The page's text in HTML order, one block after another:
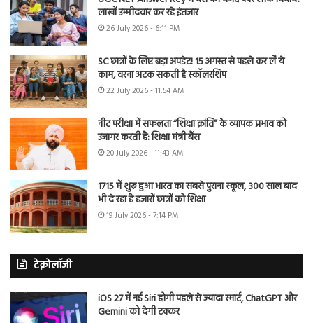
लाखों उम्मीदवार कर रहे इंतजार
26 July 2026 - 6:11 PM
SC छात्रों के लिए बड़ा अपडेट! 15 अगस्त से पहले कर लें ये
काम, वरना अटक सकती है स्कॉलरशिप
22 July 2026 - 11:54 AM
नीट परीक्षा में सफलता “शिक्षा क्रांति” के व्यापक प्रभाव को
उजागर करती है: शिक्षा मंत्री बैंस
20 July 2026 - 11:43 AM
1715 में शुरू हुआ भारत का सबसे पुराना स्कूल, 300 साल बाद
भी दे रहा है हजारों छात्रों को शिक्षा
19 July 2026 - 7:14 PM
टेक्नोलॉजी
iOS 27 में नई Siri होगी पहले से ज्यादा स्मार्ट, ChatGPT और
Gemini को देगी टक्कर